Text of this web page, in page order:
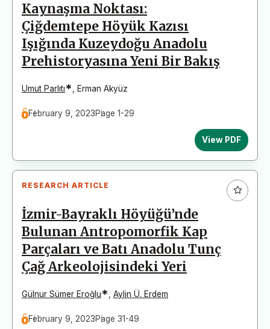
Kaynaşma Noktası:
Çiğdemtepe Höyük Kazısı
Işığında Kuzeydoğu Anadolu
Prehistoryasına Yeni Bir Bakış
Umut Parlıtı* Erman Akyüz
February 9, 2023Page 1-29
View PDF
RESEARCH ARTICLE
İzmir-Bayraklı Höyüğü’nde
Bulunan Antropomorfik Kap
Parçaları ve Batı Anadolu Tunç
Çağ Arkeolojisindeki Yeri
Gülnur Sümer Eroğlu* Aylin Ü. Erdem
February 9, 2023Page 31-49